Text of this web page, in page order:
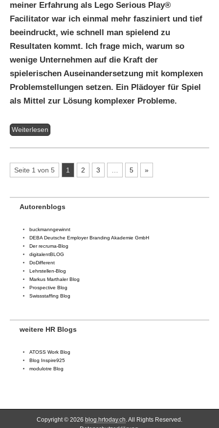
meiner Erfahrung als Lego Serious Play®
Facilitator war ich einmal mehr fasziniert und tief
beeindruckt, wie schnell man spielend zu
Resultaten kommt. Ich frage mich, warum so
wenige Unternehmen auf die Kraft der
spielerischen Auseinandersetzung mit komplexen
Problemstellungen setzen. Ein Plädoyer für Spiel
als Mittel zur Lösung komplexer Probleme.
Weiterlesen
Seite 1 von 5 1 2 3 5 »
Autorenblogs
buckmanngewinnt
DEBA Deutsche Employer Branding Akademie GmbH
Der recruma-Blog
digitalentBLOG
DoDifferent
Lehrstellen-Blog
Markus Marthaler Blog
Prospective Blog
Swissstaffing Blog
weitere HR Blogs
ATOSS Work Blog
Blog Inspire925
modulotre Blog
Copyright © 2026 blog.hrtoday.ch . All Rights Reserved.